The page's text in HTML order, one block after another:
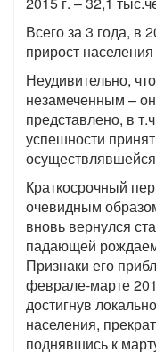
Всего за 3 года, в
прирост
Неудивительно,
незамеченным –
представлено, в
успешности
Краткосрочный
очевидным
вновь вернулся
падающей
Признаки его
феврале-марте
достигнув
населения,
поднявшись к